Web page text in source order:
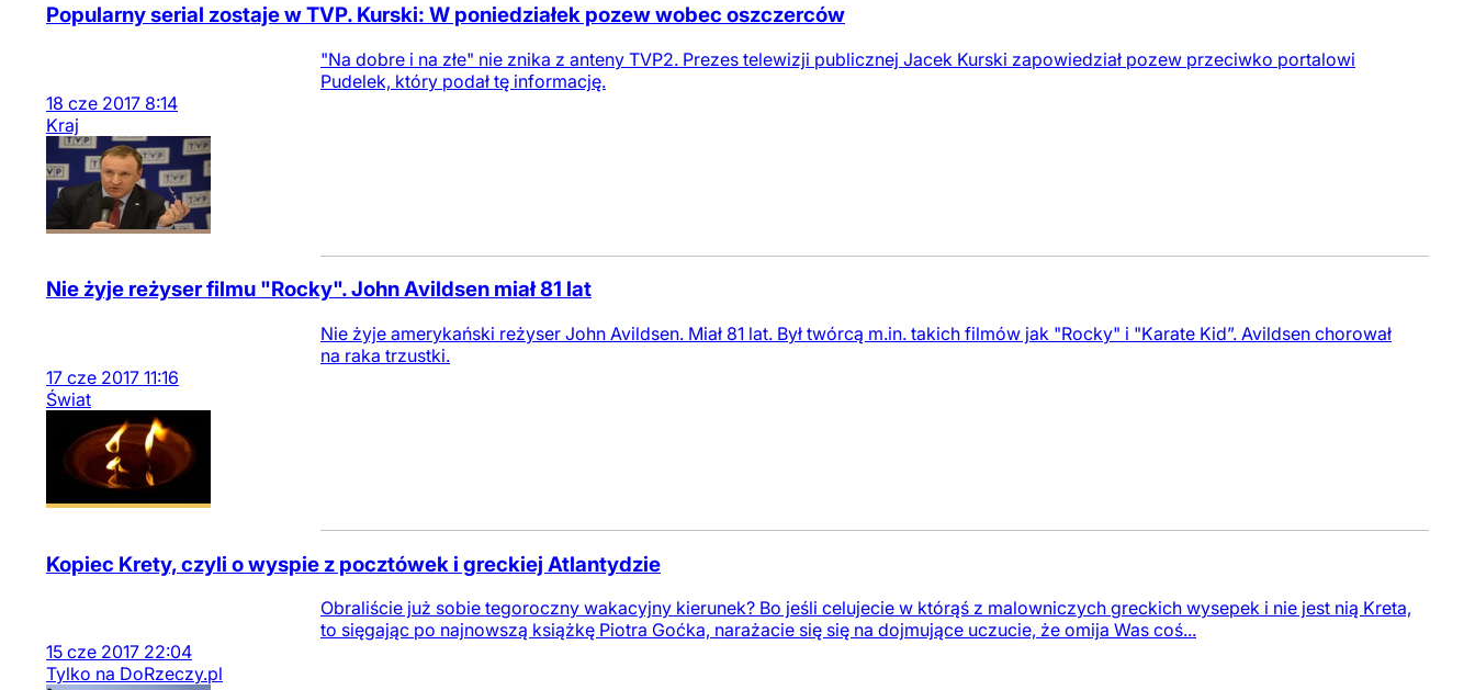
Popularny serial zostaje w TVP. Kurski: W poniedziałek pozew wobec oszczerców
"Na dobre i na złe" nie znika z anteny TVP2. Prezes telewizji publicznej Jacek Kurski zapowiedział pozew przeciwko portalowi
Pudelek, który podał tę informację.
18 cze 2017 8:14
Kraj
Nie żyje reżyser filmu "Rocky". John Avildsen miał 81 lat
Nie żyje amerykański reżyser John Avildsen. Miał 81 lat. Był twórcą m.in. takich filmów jak "Rocky" i "Karate Kid”. Avildsen chorował
na raka trzustki.
17 cze 2017 11:16
Świat
Kopiec Krety, czyli o wyspie z pocztówek i greckiej Atlantydzie
Obraliście już sobie tegoroczny wakacyjny kierunek? Bo jeśli celujecie w którąś z malowniczych greckich wysepek i nie jest nią Kreta,
to sięgając po najnowszą książkę Piotra Goćka, narażacie się się na dojmujące uczucie, że omija Was coś...
15 cze 2017 22:04
Tylko na DoRzeczy.pl